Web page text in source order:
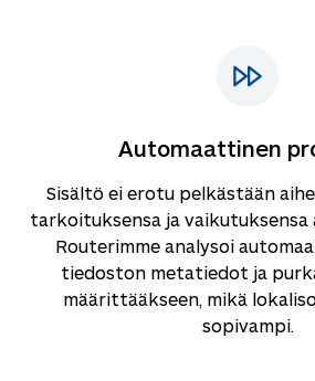
Automaattinen
Sisältö ei erotu pelkästään
tarkoituksensa ja vaikutuksensa
Routerimme analysoi
tiedoston metatiedot ja
määrittääkseen, mikä
sopivampi.